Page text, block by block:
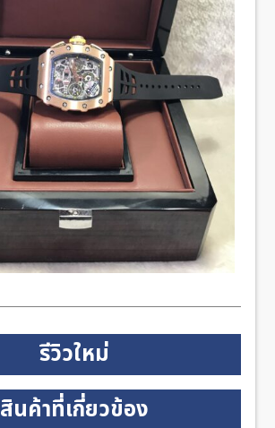
รีวิวใหม่
สินค้าที่เกี่ยวข้อง